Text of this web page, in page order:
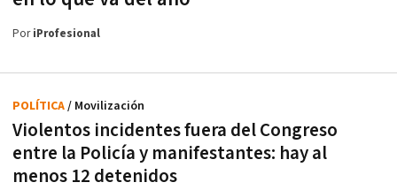
PoriProfesional
Violentos incidentes fuera del Congreso
entre la Policía y manifestantes: hay al
menos 12 detenidos
POLÍTICA/ Movilización